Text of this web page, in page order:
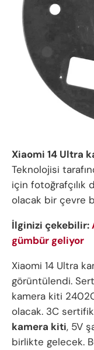
Xiaomi 14 Ultra
Teknolojisi
için fotoğrafçılık
olacak bir çevre
İlginizi çekebilir:
gümbür geliyor
Xiaomi 14 Ultra
görüntülendi.
kamera kiti
olacak. 3C
kamera kiti, 5V
birlikte gelecek.